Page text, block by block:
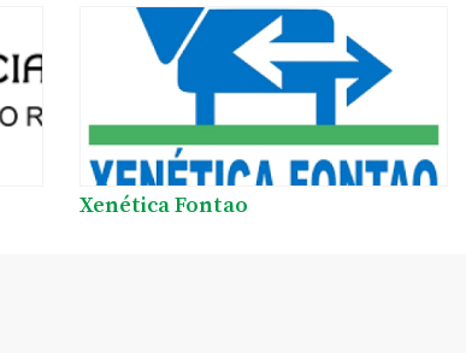
Xenética Fontao